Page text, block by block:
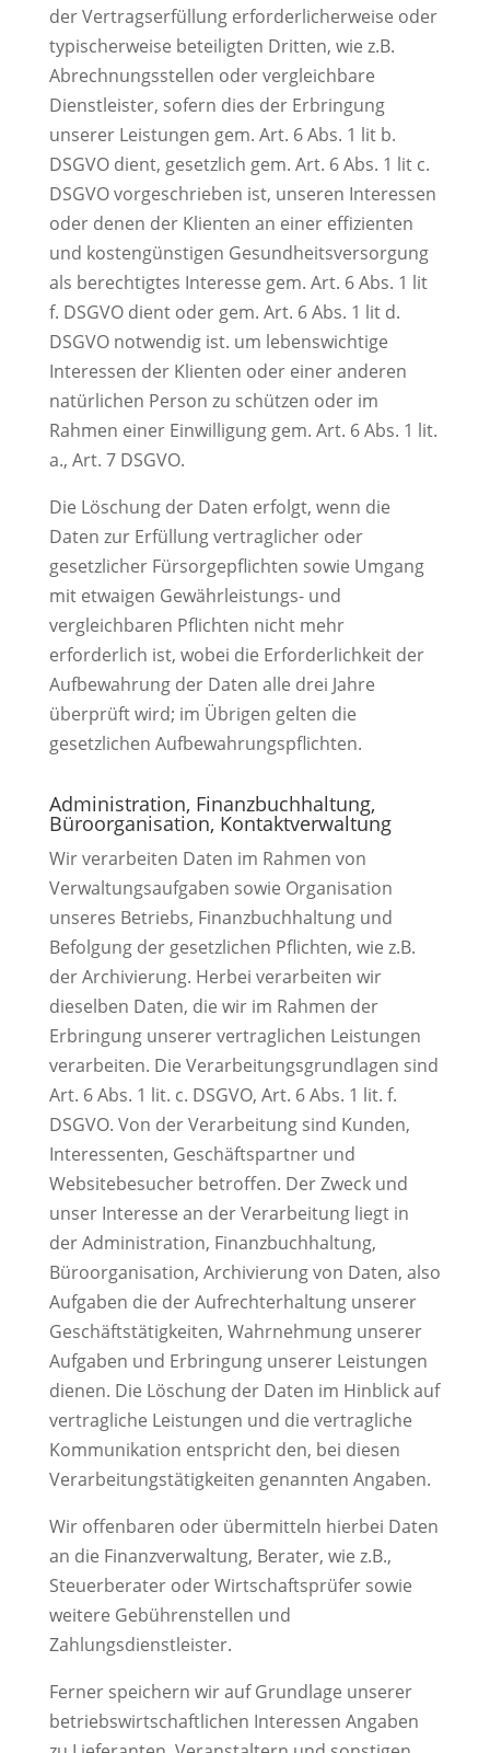
der Vertragserfüllung erforderlicherweise oder
typischerweise beteiligten Dritten, wie z.B.
Abrechnungsstellen oder vergleichbare
Dienstleister, sofern dies der Erbringung
unserer Leistungen gem. Art. 6 Abs. 1 lit b.
DSGVO dient, gesetzlich gem. Art. 6 Abs. 1 lit c.
DSGVO vorgeschrieben ist, unseren Interessen
oder denen der Klienten an einer effizienten
und kostengünstigen Gesundheitsversorgung
als berechtigtes Interesse gem. Art. 6 Abs. 1 lit
f. DSGVO dient oder gem. Art. 6 Abs. 1 lit d.
DSGVO notwendig ist. um lebenswichtige
Interessen der Klienten oder einer anderen
natürlichen Person zu schützen oder im
Rahmen einer Einwilligung gem. Art. 6 Abs. 1 lit.
a., Art. 7 DSGVO.
Die Löschung der Daten erfolgt, wenn die
Daten zur Erfüllung vertraglicher oder
gesetzlicher Fürsorgepflichten sowie Umgang
mit etwaigen Gewährleistungs- und
vergleichbaren Pflichten nicht mehr
erforderlich ist, wobei die Erforderlichkeit der
Aufbewahrung der Daten alle drei Jahre
überprüft wird; im Übrigen gelten die
gesetzlichen Aufbewahrungspflichten.
Administration, Finanzbuchhaltung,
Büroorganisation, Kontaktverwaltung
Wir verarbeiten Daten im Rahmen von
Verwaltungsaufgaben sowie Organisation
unseres Betriebs, Finanzbuchhaltung und
Befolgung der gesetzlichen Pflichten, wie z.B.
der Archivierung. Herbei verarbeiten wir
dieselben Daten, die wir im Rahmen der
Erbringung unserer vertraglichen Leistungen
verarbeiten. Die Verarbeitungsgrundlagen sind
Art. 6 Abs. 1 lit. c. DSGVO, Art. 6 Abs. 1 lit. f.
DSGVO. Von der Verarbeitung sind Kunden,
Interessenten, Geschäftspartner und
Websitebesucher betroffen. Der Zweck und
unser Interesse an der Verarbeitung liegt in
der Administration, Finanzbuchhaltung,
Büroorganisation, Archivierung von Daten, also
Aufgaben die der Aufrechterhaltung unserer
Geschäftstätigkeiten, Wahrnehmung unserer
Aufgaben und Erbringung unserer Leistungen
dienen. Die Löschung der Daten im Hinblick auf
vertragliche Leistungen und die vertragliche
Kommunikation entspricht den, bei diesen
Verarbeitungstätigkeiten genannten Angaben.
Wir offenbaren oder übermitteln hierbei Daten
an die Finanzverwaltung, Berater, wie z.B.,
Steuerberater oder Wirtschaftsprüfer sowie
weitere Gebührenstellen und
Zahlungsdienstleister.
Ferner speichern wir auf Grundlage unserer
betriebswirtschaftlichen Interessen Angaben